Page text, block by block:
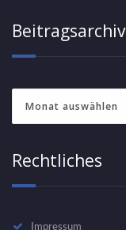
Beitragsarchiv
Rechtliches
Impressum